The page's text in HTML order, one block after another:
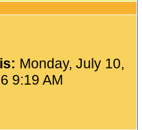
Monday, July 10,
9:19 AM